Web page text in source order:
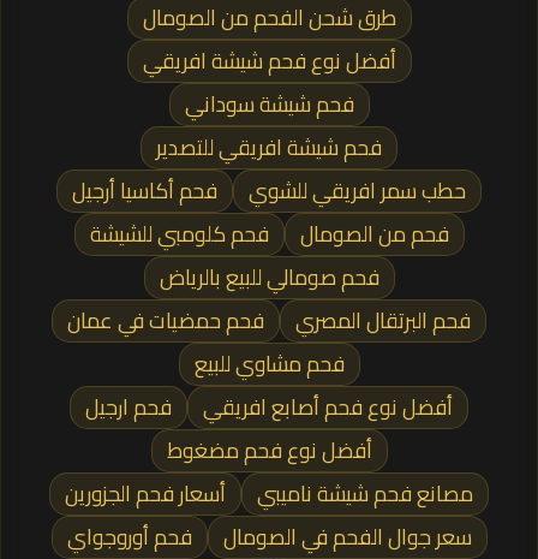
طرق شحن الفحم من الصومال
أفضل نوع فحم شيشة افريقي
فحم شيشة سوداني
فحم شيشة افريقي للتصدير
حطب سمر افريقي للشوي
فحم أكاسيا أرجيل
فحم من الصومال
فحم كلومبي للشيشة
فحم صومالي للبيع بالرياض
فحم البرتقال المصري
فحم حمضيات في عمان
فحم مشاوي للبيع
أفضل نوع فحم أصابع افريقي
فحم ارجيل
أفضل نوع فحم مضغوط
مصانع فحم شيشة ناميبي
أسعار فحم الجزورين
سعر جوال الفحم في الصومال
فحم أوروجواي